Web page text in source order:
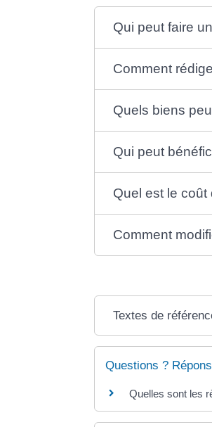
Qui peut faire
Comment
Quels biens
Qui peut
Quel est le
Comment
Textes de
Questions ?
Quelles sont les